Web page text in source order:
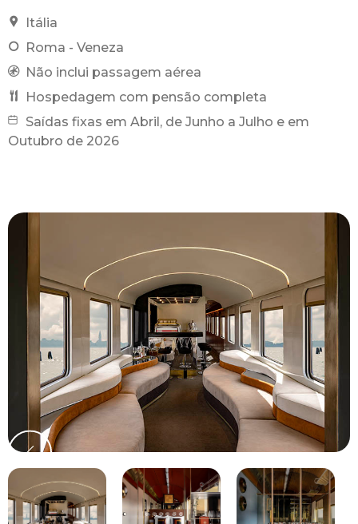
Itália
Roma - Veneza
Não inclui passagem aérea
Hospedagem com pensão completa
Saídas fixas em Abril, de Junho a Julho e em
Outubro de 2026